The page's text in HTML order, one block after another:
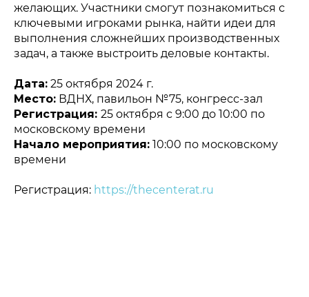
желающих. Участники смогут познакомиться с
ключевыми игроками рынка, найти идеи для
выполнения сложнейших производственных
задач, а также выстроить деловые контакты.
Дата: 25 октября 2024 г.
Место: ВДНХ, павильон №75, конгресс-зал
Регистрация: 25 октября с 9:00 до 10:00 по
московскому времени
Начало мероприятия: 10:00 по московскому
времени
Регистрация: https://thecenterat.ru
Политика конфиденциальности
© 2015-2026 НАУРР. Все права защищены.